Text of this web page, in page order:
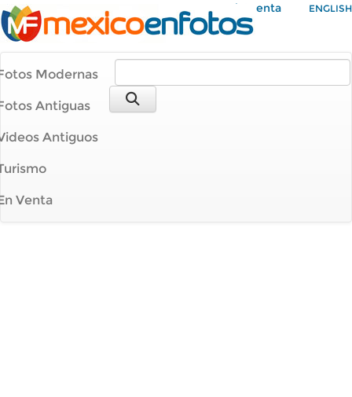
Mi Cuenta ENGLISH
Modernas
Antiguas
Antiguos
Venta